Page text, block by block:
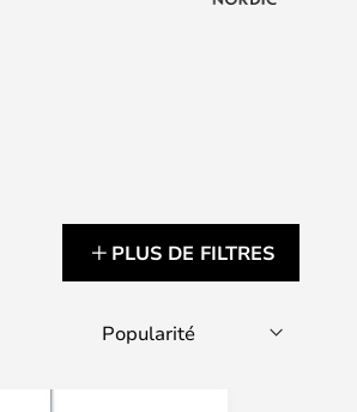
PLUS DE FILTRES